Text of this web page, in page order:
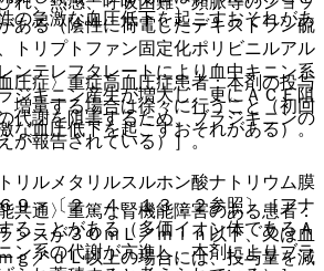
ある（陰性に荷電したデキストラン硫
トリプトファン固定化ポリビニルアル
ンテレフタレートにより血中キニン系
ジキニン産生が増大し、更にＡＣＥ阻
代謝を阻害するため、ブラジキニンの
が報告されている）］。
リルメタリルスルホン酸ナトリウム膜
９＞〔２．４、１３．２参照〕［アナ
ることがある（多価イオン体であるＡ
ン系の代謝が亢進し、本剤によりブラ
の急激な血圧低下を起こすおそれがあ
圧症〉重症高血圧症患者：本剤の投与
増量する場合は徐々に行うこと（初回
な血圧低下を起こすおそれがある）。
共通〉重篤な腎機能障害のある患者：
ンスが３０ｍＬ／ｍｉｎ以下、又は血
ｇ／ｄＬ以上の場合には、投与量を減